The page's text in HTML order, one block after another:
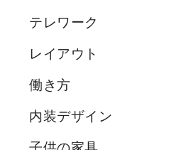
テレワーク
レイアウト
働き方
内装デザイン